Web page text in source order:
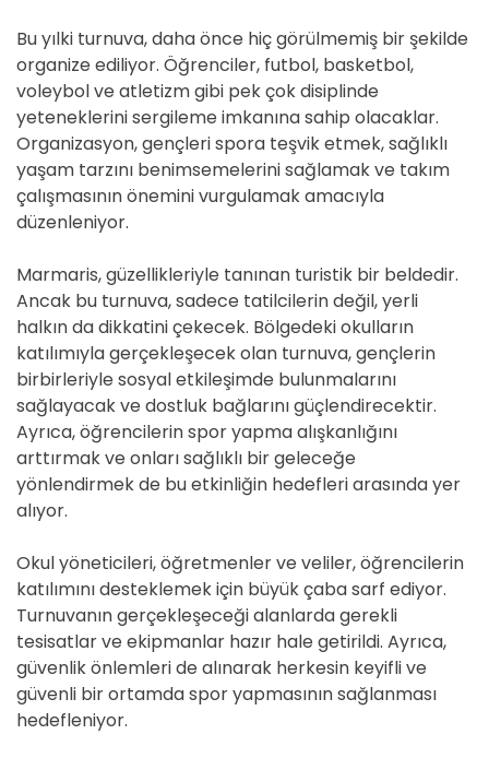
Bu yılki turnuva, daha önce hiç görülmemiş bir şekilde
organize ediliyor. Öğrenciler, futbol, basketbol,
voleybol ve atletizm gibi pek çok disiplinde
yeteneklerini sergileme imkanına sahip olacaklar.
Organizasyon, gençleri spora teşvik etmek, sağlıklı
yaşam tarzını benimsemelerini sağlamak ve takım
çalışmasının önemini vurgulamak amacıyla
düzenleniyor.
Marmaris, güzellikleriyle tanınan turistik bir beldedir.
Ancak bu turnuva, sadece tatilcilerin değil, yerli
halkın da dikkatini çekecek. Bölgedeki okulların
katılımıyla gerçekleşecek olan turnuva, gençlerin
birbirleriyle sosyal etkileşimde bulunmalarını
sağlayacak ve dostluk bağlarını güçlendirecektir.
Ayrıca, öğrencilerin spor yapma alışkanlığını
arttırmak ve onları sağlıklı bir geleceğe
yönlendirmek de bu etkinliğin hedefleri arasında yer
alıyor.
Okul yöneticileri, öğretmenler ve veliler, öğrencilerin
katılımını desteklemek için büyük çaba sarf ediyor.
Turnuvanın gerçekleşeceği alanlarda gerekli
tesisatlar ve ekipmanlar hazır hale getirildi. Ayrıca,
güvenlik önlemleri de alınarak herkesin keyifli ve
güvenli bir ortamda spor yapmasının sağlanması
hedefleniyor.